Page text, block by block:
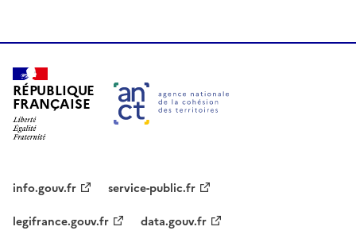
RÉPUBLIQUE
FRANÇAISE
info.gouv.fr
service-public.fr
legifrance.gouv.fr
data.gouv.fr